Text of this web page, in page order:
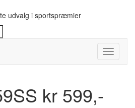
udvalg i sportspræmier
Toggle
kr 599,-